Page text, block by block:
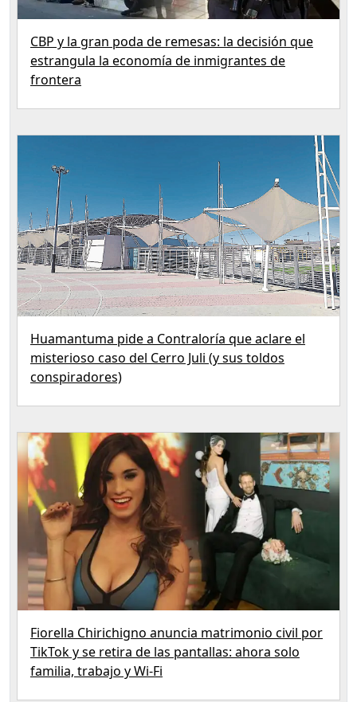
CBP y la gran poda de remesas: la decisión que
estrangula la economía de inmigrantes de
frontera
Huamantuma pide a Contraloría que aclare el
misterioso caso del Cerro Juli (y sus toldos
conspiradores)
Fiorella Chirichigno anuncia matrimonio civil por
TikTok y se retira de las pantallas: ahora solo
familia, trabajo y Wi‑Fi